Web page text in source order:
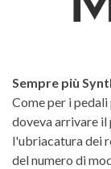
Sempre più
Come per i
doveva arrivare il
l'ubriacatura dei
del numero di